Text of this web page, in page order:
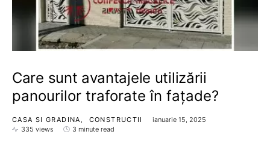
Care sunt avantajele utilizării
panourilor traforate în fațade?
CASA SI GRADINA CONSTRUCTII
ianuarie 15, 2025
335 views
3 minute read